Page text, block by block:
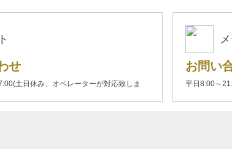
せ
土日休み、オペレーターが対応致しま
お問い
平日8:00～